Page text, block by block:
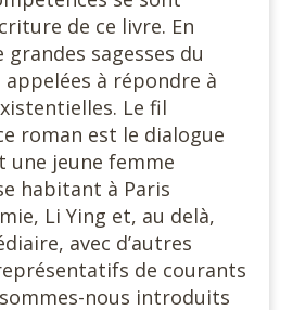
de ce livre. En
sagesses du
à répondre à
Le fil
roman est le dialogue
une jeune femme
habitant à Paris
Li Ying et, au delà,
avec d’autres
de courants
nous introduits